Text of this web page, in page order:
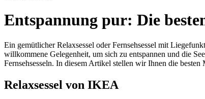
Entspannung pur: Die
Ein gemütlicher Relaxsessel oder Fernsehsessel mit
willkommene Gelegenheit, um sich zu entspannen und die
Fernsehsesseln. In diesem Artikel stellen wir Ihnen die besten
Relaxsessel von IKEA